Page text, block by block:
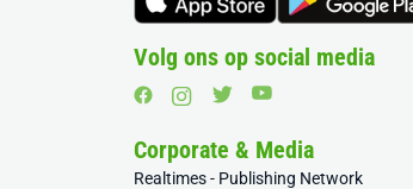
Volg ons op social media
Corporate & Media
Realtimes - Publishing Network